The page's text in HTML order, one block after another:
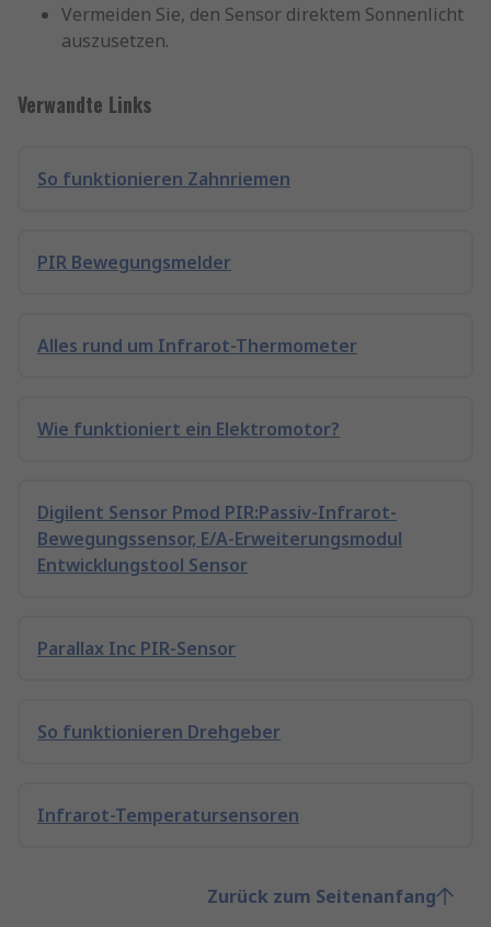
Vermeiden Sie, den Sensor direktem Sonnenlicht
auszusetzen.
Verwandte Links
So funktionieren Zahnriemen
PIR Bewegungsmelder
Alles rund um Infrarot-Thermometer
Wie funktioniert ein Elektromotor?
Digilent Sensor Pmod PIR:Passiv-Infrarot-
Bewegungssensor, E/A-Erweiterungsmodul
Entwicklungstool Sensor
Parallax Inc PIR-Sensor
So funktionieren Drehgeber
Infrarot-Temperatursensoren
Zurück zum Seitenanfang